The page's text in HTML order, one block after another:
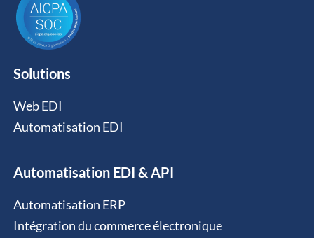
Solutions
Web EDI
Automatisation EDI
Automatisation EDI & API
Automatisation ERP
Intégration du commerce électronique